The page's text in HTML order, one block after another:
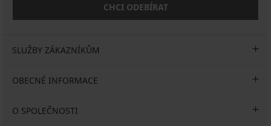
CHCI ODEBÍRAT
SLUŽBY ZÁKAZNÍKŮM
OBECNÉ INFORMACE
O SPOLEČNOSTI